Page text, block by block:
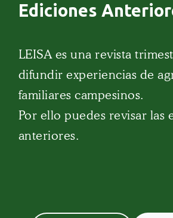
Ediciones
LEISA es una revista
difundir experiencias de
familiares campesinos.
Por ello puedes revisar las
anteriores.